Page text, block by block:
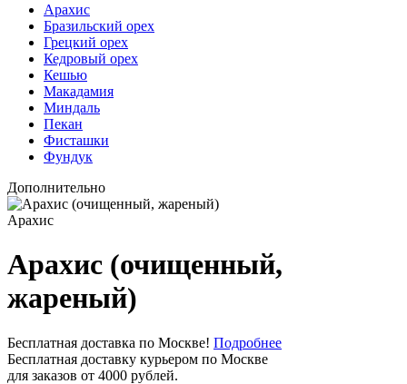
Арахис
Бразильский орех
Грецкий орех
Кедровый орех
Кешью
Макадамия
Миндаль
Пекан
Фисташки
Фундук
Дополнительно
Арахис
Арахис (очищенный,
жареный)
Бесплатная доставка по Москве! Подробнее
Бесплатная доставку курьером по Москве
для заказов от 4000 рублей.